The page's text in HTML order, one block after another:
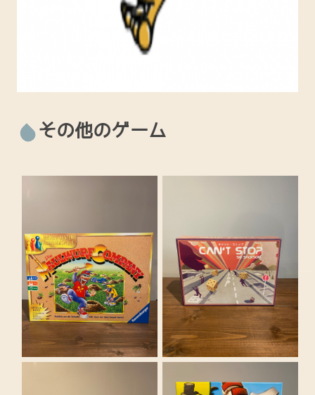
その他のゲーム